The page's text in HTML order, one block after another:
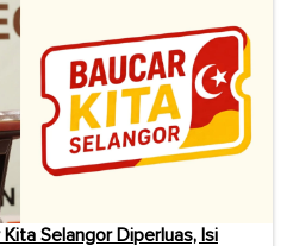
Selangor Diperluas, Isi